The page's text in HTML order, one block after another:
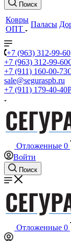
Поиск
Ковры
ОПТ
Паласы
+7 (963) 312-99-60
+7 (963) 312-99-60
+7 (911) 160-00-73
sale@seguraspb.ru
+7 (911) 179-40-40
Отложенные 0
Войти
Поиск
Отложенные 0